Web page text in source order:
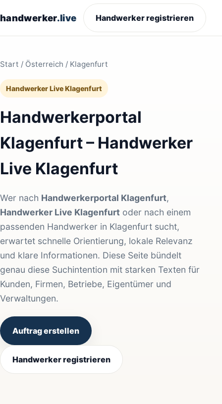
handwerker.live Handwerker registrieren
Start / Österreich / Klagenfurt
Handwerker Live Klagenfurt
Handwerkerportal
Klagenfurt – Handwerker
Live Klagenfurt
Wer nach Handwerkerportal Klagenfurt,
Handwerker Live Klagenfurt oder nach einem
passenden Handwerker in Klagenfurt sucht,
erwartet schnelle Orientierung, lokale Relevanz
und klare Informationen. Diese Seite bündelt
genau diese Suchintention mit starken Texten für
Kunden, Firmen, Betriebe, Eigentümer und
Verwaltungen.
Auftrag erstellen
Handwerker registrieren